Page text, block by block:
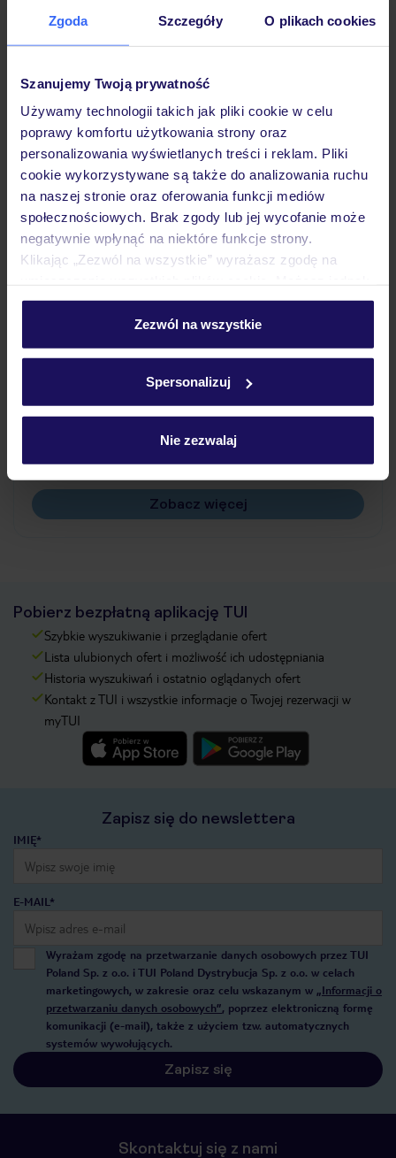
Zgoda Szczegóły O plikach cookies
Szanujemy Twoją prywatność
Używamy technologii takich jak pliki cookie w celu
poprawy komfortu użytkowania strony oraz
personalizowania wyświetlanych treści i reklam. Pliki
cookie wykorzystywane są także do analizowania ruchu
na naszej stronie oraz oferowania funkcji mediów
społecznościowych. Brak zgody lub jej wycofanie może
negatywnie wpłynąć na niektóre funkcje strony.
Klikając „Zezwól na wszystkie” wyrażasz zgodę na
personalizować swój wybór wchodząc w zakładkę
Szczegółowe informacje o plikach cookie znajdziesz
Zezwól na wszystkie
Spersonalizuj
Nie zezwalaj
Opinie
Pokoje
Wyżywienie
Atrakcje
Ważne informacje
Często zadawane pytania
Jak zmienić uczestników/osobę zgłaszającą?
Czy w Hotelu będzie przedstawiciel TUI?
pokładowe/bilety lotnicze?
Zobacz więcej
Pobierz bezpłatną aplikację TUI
Szybkie wyszukiwanie i przeglądanie ofert
Lista ulubionych ofert i możliwość ich udostępniania
Historia wyszukiwań i ostatnio oglądanych ofert
Kontakt z TUI i wszystkie informacje o Twojej rezerwacji w
myTUI
Zapisz się do newslettera
IMIĘ*
E-MAIL*
Wyrażam zgodę na przetwarzanie danych osobowych przez TUI
Poland Sp. z o.o. i TUI Poland Dystrybucja Sp. z o.o. w celach
marketingowych, w zakresie oraz celu wskazanym w „Informacji o
przetwarzaniu danych osobowych”, poprzez elektroniczną formę
komunikacji (e-mail), także z użyciem tzw. automatycznych
systemów wywołujących.
Zapisz się
Skontaktuj się z nami